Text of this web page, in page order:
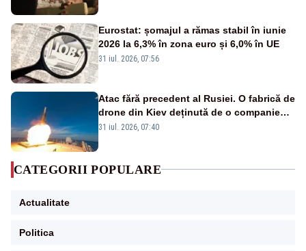
Eurostat: șomajul a rămas stabil în iunie
2026 la 6,3% în zona euro și 6,0% în UE
31 iul. 2026, 07:56
Atac fără precedent al Rusiei. O fabrică de
drone din Kiev deținută de o companie
americană, distrusă de o rachetă
31 iul. 2026, 07:40
CATEGORII POPULARE
Actualitate
Politica